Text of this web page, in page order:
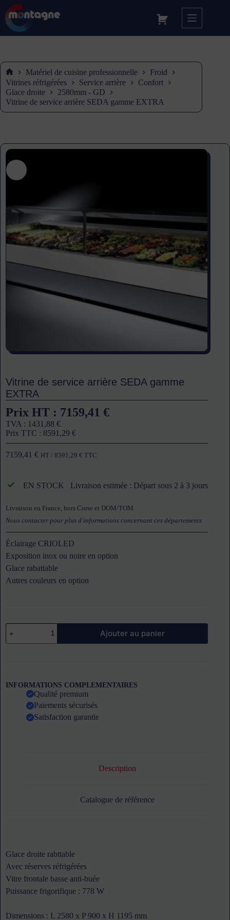
Accueil
Matériel de cuisine professionnelle
Froid
Vitrines réfrigérées
Service arrière
Confort
Glace droite
2580mm - GD
Vitrine de service arrière SEDA gamme EXTRA
Vitrine de service arrière SEDA gamme
EXTRA
Prix HT : 7159,41 €
TVA : 1431,88 €
Prix TTC : 8591,29 €
7159,41 € HT / 8591,29 € TTC
EN STOCK Livraison estimée : Départ sous 2 à 3 jours
Livraison en France, hors Corse et DOM/TOM.
Nous contacter pour plus d'informations concernant ces départements
Éclairage CRIOLED
Exposition inox ou noire en option
Glace rabattable
Autres couleurs en option
quantité
de
Vitrine
gamme
EXTRA
Ajouter au panier
INFORMATIONS COMPLEMENTAIRES
Qualité premium
Paiements sécurisés
Satisfaction garantie
Description
Catalogue de référence
Glace droite rabttable
Avec réserves réfrigérées
Vitre frontale basse anti-buée
Puissance frigorifique : 778 W
Dimensions : L 2580 x P 900 x H 1195 mm